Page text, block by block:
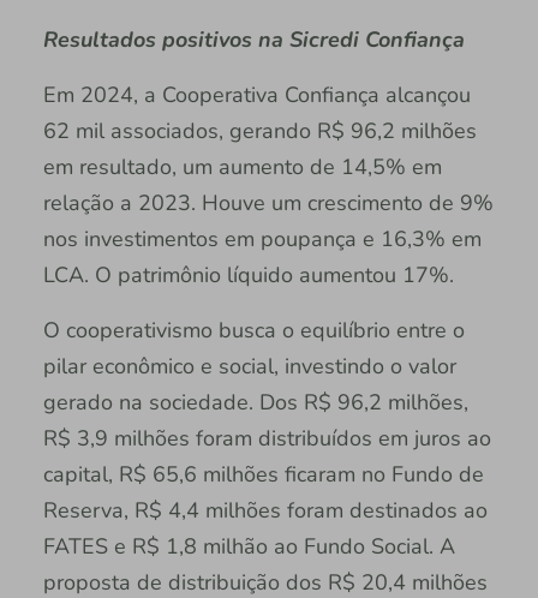
Resultados positivos na Sicredi Confiança
Em 2024, a Cooperativa Confiança alcançou
62 mil associados, gerando R$ 96,2 milhões
em resultado, um aumento de 14,5% em
relação a 2023. Houve um crescimento de 9%
nos investimentos em poupança e 16,3% em
LCA. O patrimônio líquido aumentou 17%.
O cooperativismo busca o equilíbrio entre o
pilar econômico e social, investindo o valor
gerado na sociedade. Dos R$ 96,2 milhões,
R$ 3,9 milhões foram distribuídos em juros ao
capital, R$ 65,6 milhões ficaram no Fundo de
Reserva, R$ 4,4 milhões foram destinados ao
FATES e R$ 1,8 milhão ao Fundo Social. A
proposta de distribuição dos R$ 20,4 milhões